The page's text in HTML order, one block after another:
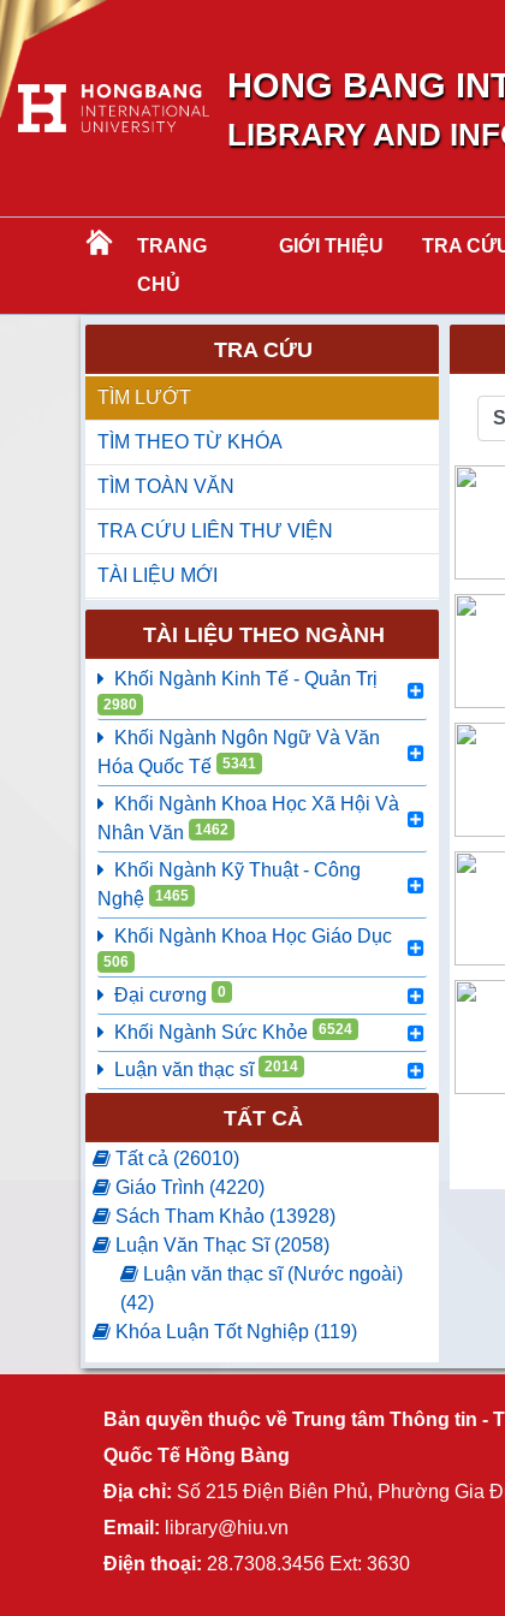
HONG BANG
LIBRARY AND
TRANG
CHỦ
GIỚI THIỆU TRA
TRA CỨU
TÌM LƯỚT
TÌM THEO TỪ KHÓA
TÌM TOÀN VĂN
TRA CỨU LIÊN THƯ VIỆN
TÀI LIỆU MỚI
TÀI LIỆU THEO NGÀNH
Khối Ngành Kinh Tế - Quản Trị
2980
Khối Ngành Ngôn Ngữ Và Văn
Hóa Quốc Tế 5341
Khối Ngành Khoa Học Xã Hội Và
Nhân Văn 1462
Khối Ngành Kỹ Thuật - Công
Nghệ 1465
Khối Ngành Khoa Học Giáo Dục
506
Đại cương 0
Khối Ngành Sức Khỏe 6524
Luận văn thạc sĩ 2014
TẤT CẢ
Tất cả (26010)
Giáo Trình (4220)
Sách Tham Khảo (13928)
Luận Văn Thạc Sĩ (2058)
Luận văn thạc sĩ (Nước ngoài)
(42)
Khóa Luận Tốt Nghiệp (119)
Luận Văn Tốt Nghiệp (61)
Luận án tiến sĩ (11)
Nghiên cứu khoa học (79)
Nhật Bản (2484)
Hàn Quốc (1866)
Trung Quốc (109)
Bản quyền thuộc về Trung tâm Thông tin -
Quốc Tế Hồng Bàng
Địa chỉ: Số 215 Điện Biên Phủ, Phường Gia
Email: library@hiu.vn
Điện thoại: 28.7308.3456 Ext: 3630